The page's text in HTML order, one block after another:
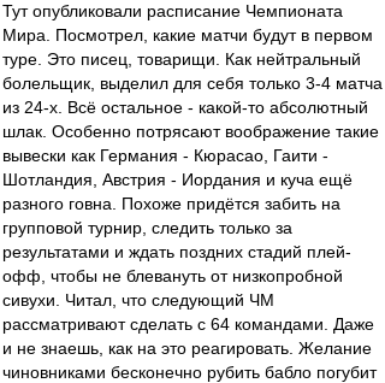
Тут опубликовали расписание Чемпионата
Мира. Посмотрел, какие матчи будут в первом
туре. Это писец, товарищи. Как нейтральный
болельщик, выделил для себя только 3-4 матча
из 24-х. Всё остальное - какой-то абсолютный
шлак. Особенно потрясают воображение такие
вывески как Германия - Кюрасао, Гаити -
Шотландия, Австрия - Иордания и куча ещё
разного говна. Похоже придётся забить на
групповой турнир, следить только за
результатами и ждать поздних стадий плей-
офф, чтобы не блевануть от низкопробной
сивухи. Читал, что следующий ЧМ
рассматривают сделать с 64 командами. Даже
и не знаешь, как на это реагировать. Желание
чиновниками бесконечно рубить бабло погубит